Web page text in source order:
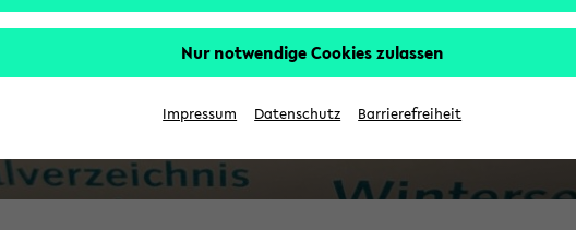
Nur notwendige Cookies zulassen
Impressum Datenschutz Barrierefreiheit